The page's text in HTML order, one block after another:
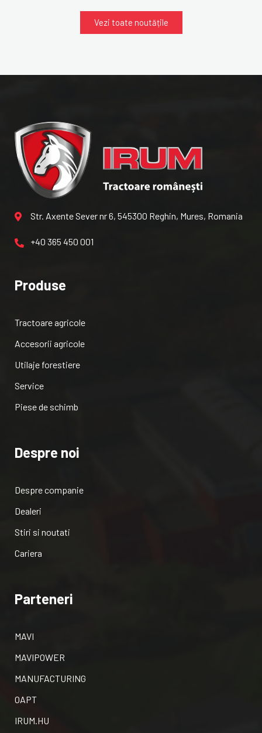
Vezi toate noutățile
Str. Axente Sever nr 6, 545300 Reghin, Mures, Romania
+40 365 450 001
Produse
Tractoare agricole
Accesorii agricole
Utilaje forestiere
Service
Piese de schimb
Despre noi
Despre companie
Dealeri
Stiri si noutati
Cariera
Parteneri
MAVI
MAVIPOWER
MANUFACTURING
OAPT
IRUM.HU